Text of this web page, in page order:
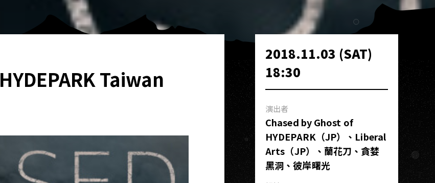
Taiwan
2018.11.03 (SAT)
18:30
演出者
Chased by Ghost of
HYDEPARK（JP）、Liberal
Arts（JP）、蘭花刀、貪婪
黑洞、彼岸曙光